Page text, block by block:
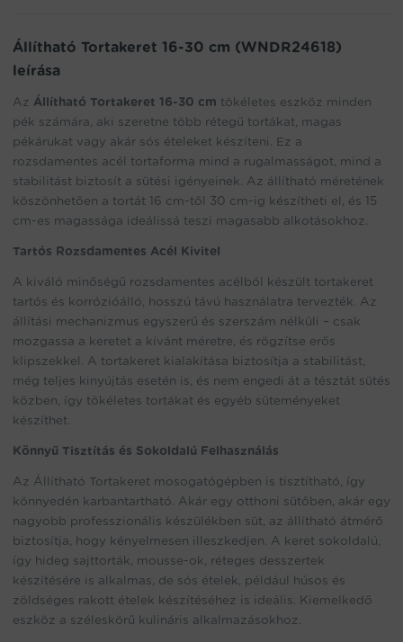
waitlist
this
product
Állítható Tortakeret 16-30 cm (WNDR24618)
leírása
Az Állítható Tortakeret 16-30 cm tökéletes eszköz minden
pék számára, aki szeretne több rétegű tortákat, magas
pékárukat vagy akár sós ételeket készíteni. Ez a
rozsdamentes acél tortaforma mind a rugalmasságot, mind a
stabilitást biztosít a sütési igényeinek. Az állítható méretének
köszönhetően a tortát 16 cm-től 30 cm-ig készítheti el, és 15
cm-es magassága ideálissá teszi magasabb alkotásokhoz.
Tartós Rozsdamentes Acél Kivitel
A kiváló minőségű rozsdamentes acélból készült tortakeret
tartós és korrózióálló, hosszú távú használatra tervezték. Az
állítási mechanizmus egyszerű és szerszám nélküli – csak
mozgassa a keretet a kívánt méretre, és rögzítse erős
klipszekkel. A tortakeret kialakítása biztosítja a stabilitást,
még teljes kinyújtás esetén is, és nem engedi át a tésztát sütés
közben, így tökéletes tortákat és egyéb süteményeket
készíthet.
Könnyű Tisztítás és Sokoldalú Felhasználás
Az Állítható Tortakeret mosogatógépben is tisztítható, így
könnyedén karbantartható. Akár egy otthoni sütőben, akár egy
nagyobb professzionális készülékben süt, az állítható átmérő
biztosítja, hogy kényelmesen illeszkedjen. A keret sokoldalú,
így hideg sajttorták, mousse-ok, réteges desszertek
készítésére is alkalmas, de sós ételek, például húsos és
zöldséges rakott ételek készítéséhez is ideális. Kiemelkedő
eszköz a széleskörű kulináris alkalmazásokhoz.